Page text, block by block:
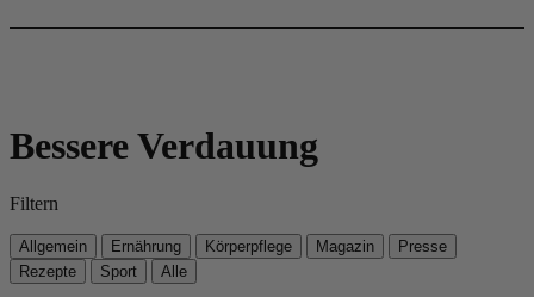
Bessere Verdauung
Filtern
Allgemein Ernährung Körperpflege Magazin
Presse
Rezepte
Sport Alle